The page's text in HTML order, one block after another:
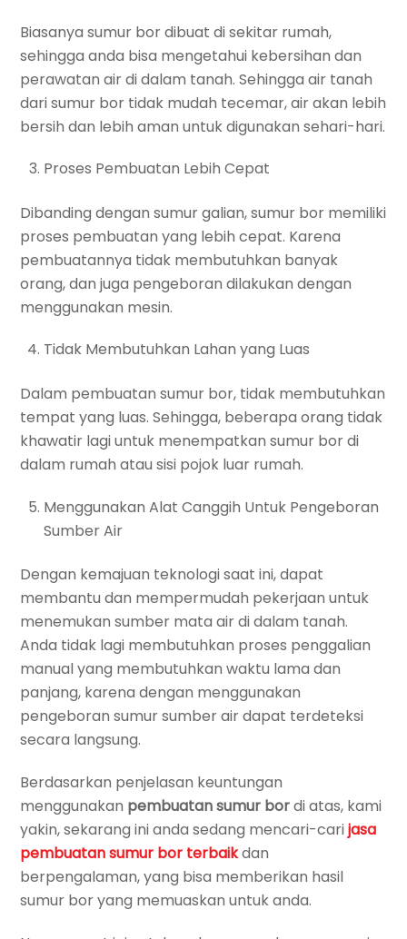
Biasanya sumur bor dibuat di sekitar rumah,
sehingga anda bisa mengetahui kebersihan dan
perawatan air di dalam tanah. Sehingga air tanah
dari sumur bor tidak mudah tecemar, air akan lebih
bersih dan lebih aman untuk digunakan sehari-hari.
Proses Pembuatan Lebih Cepat
Dibanding dengan sumur galian, sumur bor memiliki
proses pembuatan yang lebih cepat. Karena
pembuatannya tidak membutuhkan banyak
orang, dan juga pengeboran dilakukan dengan
menggunakan mesin.
Tidak Membutuhkan Lahan yang Luas
Dalam pembuatan sumur bor, tidak membutuhkan
tempat yang luas. Sehingga, beberapa orang tidak
khawatir lagi untuk menempatkan sumur bor di
dalam rumah atau sisi pojok luar rumah.
Menggunakan Alat Canggih Untuk Pengeboran
Sumber Air
Dengan kemajuan teknologi saat ini, dapat
membantu dan mempermudah pekerjaan untuk
menemukan sumber mata air di dalam tanah.
Anda tidak lagi membutuhkan proses penggalian
manual yang membutuhkan waktu lama dan
panjang, karena dengan menggunakan
pengeboran sumur sumber air dapat terdeteksi
secara langsung.
Berdasarkan penjelasan keuntungan
menggunakan pembuatan sumur bordi atas, kami
yakin, sekarang ini anda sedang mencari-carijasa
pembuatan sumur bor terbaikdan
berpengalaman, yang bisa memberikan hasil
sumur bor yang memuaskan untuk anda.